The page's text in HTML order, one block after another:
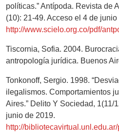
políticas.” Antípoda. Revista de
(10): 21-49. Acceso el 4 de junio
http://www.scielo.org.co/pdf/
Tiscornia, Sofia. 2004.
antropología jurídica. Buenos
Tonkonoff, Sergio. 1998.
ilegalismos. Comportamientos
Aires.” Delito Y Sociedad, 1(11/
junio de 2019.
http://bibliotecavirtual.unl.edu.ar/publicaciones/